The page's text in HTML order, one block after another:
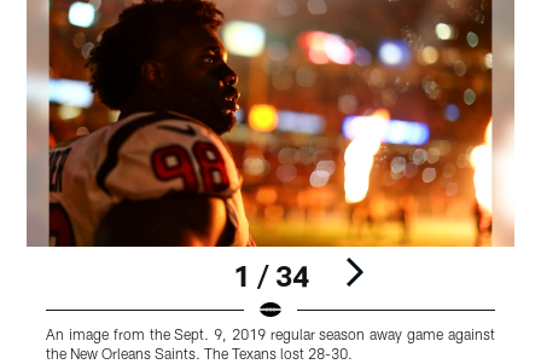
1 / 34
An image from the Sept. 9, 2019 regular season away game against
the New Orleans Saints. The Texans lost 28-30.